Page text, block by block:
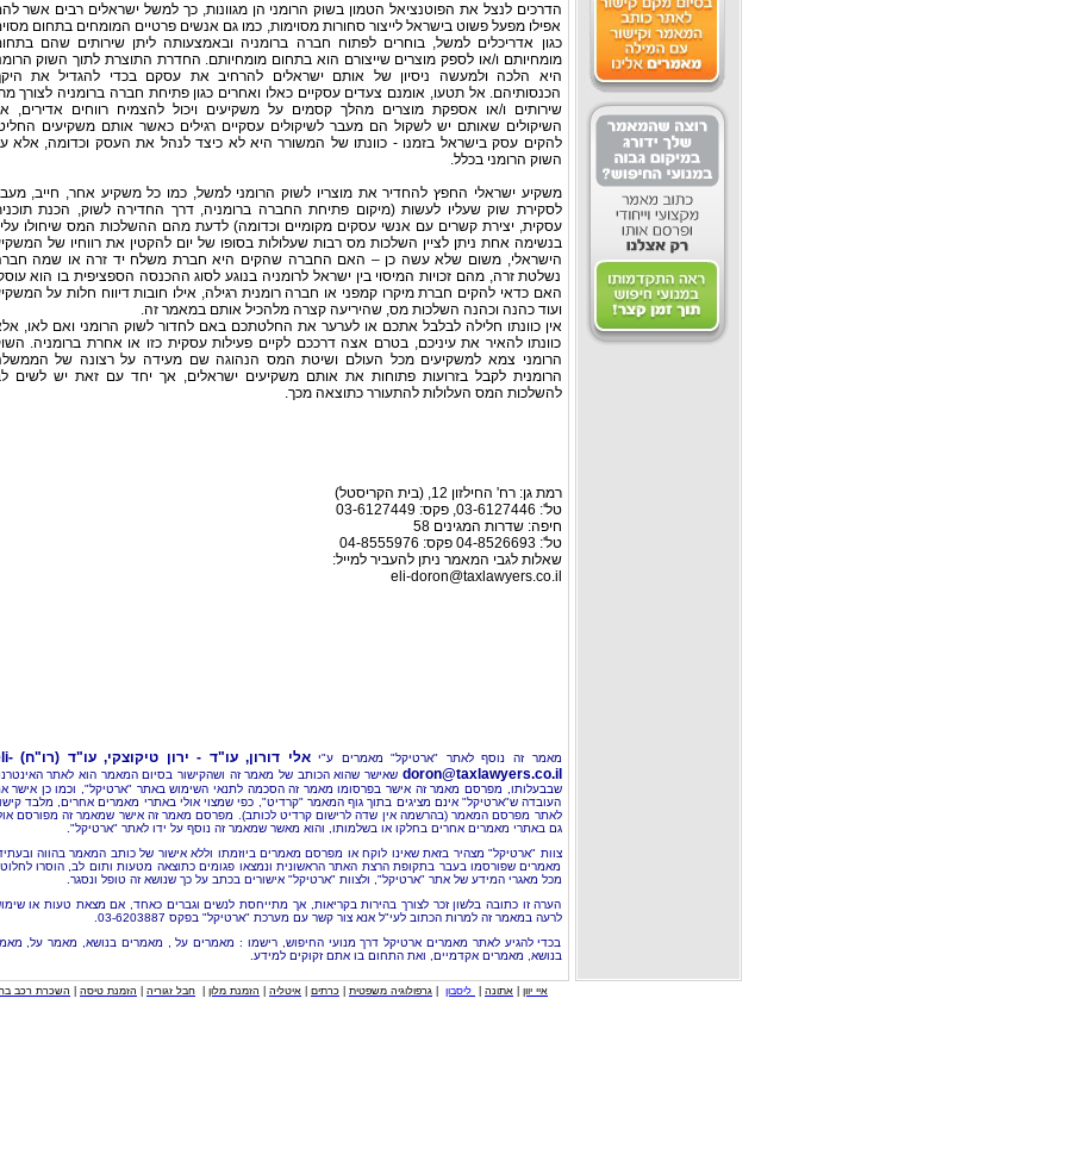
הדרכים לנצל את הפוטנציאל הטמון בשוק הרומני הן מגוונות, כך למשל ישראלים רבים אשר
אפילו מפעל פשוט בישראל לייצור סחורות מסוימות, כמו גם אנשים פרטיים המומחים בתחום
כגון אדריכלים למשל, בוחרים לפתוח חברה ברומניה ובאמצעותה ליתן שירותים שהם
מומחיותם ו/או לספק מוצרים שייצורם הוא בתחום מומחיותם. החדרת התוצרת לתוך השוק
היא הלכה ולמעשה ניסיון של אותם ישראלים להרחיב את עסקם בכדי להגדיל את
הכנסותיהם. אל תטעו, אומנם צעדים עסקיים כאלו ואחרים כגון פתיחת חברה ברומניה לצורך
שירותים ו/או אספקת מוצרים מהלך קסמים על משקיעים ויכול להצמיח רווחים אדירים,
השיקולים שאותם יש לשקול הם מעבר לשיקולים עסקיים רגילים כאשר אותם משקיעים
להקים עסק בישראל בזמנו - כוונתו של המשורר היא לא כיצד לנהל את העסק וכדומה, אלא
השוק הרומני בכלל.
משקיע ישראלי החפץ להחדיר את מוצריו לשוק הרומני למשל, כמו כל משקיע אחר, חייב,
לסקירת שוק שעליו לעשות (מיקום פתיחת החברה ברומניה, דרך החדירה לשוק, הכנת
עסקית, יצירת קשרים עם אנשי עסקים מקומיים וכדומה) לדעת מהם ההשלכות המס שיחולו
בנשימה אחת ניתן לציין השלכות מס רבות שעלולות בסופו של יום להקטין את רווחיו של
הישראלי, משום שלא עשה כן – האם החברה שהקים היא חברת משלח יד זרה או שמה
נשלטת זרה, מהם זכויות המיסוי בין ישראל לרומניה בנוגע לסוג ההכנסה הספציפית בו הוא
האם כדאי להקים חברת מיקרו קמפני או חברה רומנית רגילה, אילו חובות דיווח חלות על
ועוד כהנה וכהנה השלכות מס, שהיריעה קצרה מלהכיל אותם במאמר זה.
אין כוונתו חלילה לבלבל אתכם או לערער את החלטתכם באם לחדור לשוק הרומני ואם לאו,
כוונתו להאיר את עיניכם, בטרם אצה דרככם לקיים פעילות עסקית כזו או אחרת ברומניה.
הרומני צמא למשקיעים מכל העולם ושיטת המס הנהוגה שם מעידה על רצונה של
הרומנית לקבל בזרועות פתוחות את אותם משקיעים ישראלים, אך יחד עם זאת יש לשים
להשלכות המס העלולות להתעורר כתוצאה מכך.
רמת גן: רח' החילזון 12, (בית הקריסטל)
טל': 03-6127446, פקס: 03-6127449
חיפה: שדרות המגינים 58
טל': 04-8526693 פקס: 04-8555976
שאלות לגבי המאמר ניתן להעביר למייל:
eli-doron@taxlawyers.co.il
מאמר זה נוסף לאתר "ארטיקל" מאמרים ע"יאלי דורון, עו"ד - ירון טיקוצקי, עו"ד (רו"ח)
doron@taxlawyers.co.il שאישר שהוא הכותב של מאמר זה ושהקישור בסיום המאמר הוא לאתר
שבבעלותו, מפרסם מאמר זה אישר בפרסומו מאמר זה הסכמה לתנאי השימוש באתר "ארטיקל", וכמו כן אישר
העובדה ש"ארטיקל" אינם מציגים בתוך גוף המאמר "קרדיט", כפי שמצוי אולי באתרי מאמרים אחרים, מלבד
לאתר מפרסם המאמר (בהרשמה אין שדה לרישום קרדיט לכותב). מפרסם מאמר זה אישר שמאמר זה מפורסם
גם באתרי מאמרים אחרים בחלקו או בשלמותו, והוא מאשר שמאמר זה נוסף על ידו לאתר "ארטיקל".
צוות "ארטיקל" מצהיר בזאת שאינו לוקח או מפרסם מאמרים ביוזמתו וללא אישור של כותב המאמר בהווה
מאמרים שפורסמו בעבר בתקופת הרצת האתר הראשונית ונמצאו פגומים כתוצאה מטעות ותום לב, הוסרו
מכל מאגרי המידע של אתר "ארטיקל", ולצוות "ארטיקל" אישורים בכתב על כך שנושא זה טופל ונסגר.
הערה זו כתובה בלשון זכר לצורך בהירות בקריאות, אך מתייחסת לנשים וגברים כאחד, אם מצאת טעות או
לרעה במאמר זה למרות הכתוב לעי"ל אנא צור קשר עם מערכת "ארטיקל" בפקס 03-6203887.
בכדי להגיע לאתר מאמרים ארטיקל דרך מנועי החיפוש, רישמו : מאמרים על , מאמרים בנושא, מאמר על,
בנושא, מאמרים אקדמיים, ואת התחום בו אתם זקוקים למידע.
איי יוון אתונה ליסבון גרפולוגיה משפטית כרתים איטליה הזמנת מלון חבל זגוריה הזמנת טיסה השכרת רכב